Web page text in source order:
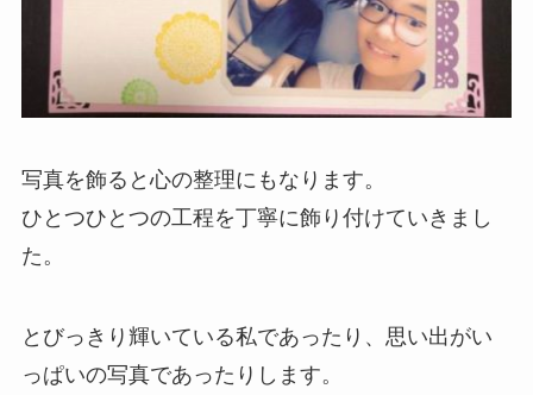
写真を飾ると心の整理にもなります。
ひとつひとつの工程を丁寧に飾り付けていきまし
た。
とびっきり輝いている私であったり、思い出がい
っぱいの写真であったりします。